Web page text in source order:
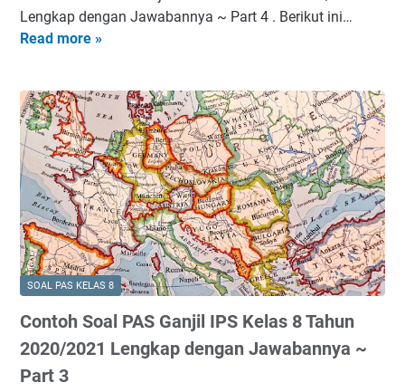
b
n
y
a
~
P
a
r
t
2
2
0
L
e
n
g
k
a
p
d
e
n
g
n
J
a
l
I
P
S
K
e
l
a
s
8
T
a
h
Lengkap dengan Jawabannya ~ Part 4 . Berikut ini…
Read more »
h
S
o
a
l
P
A
S
G
a
SOAL PAS KELAS 8
Contoh Soal PAS Ganjil IPS Kelas 8 Tahun
2020/2021 Lengkap dengan Jawabannya ~
Part 3